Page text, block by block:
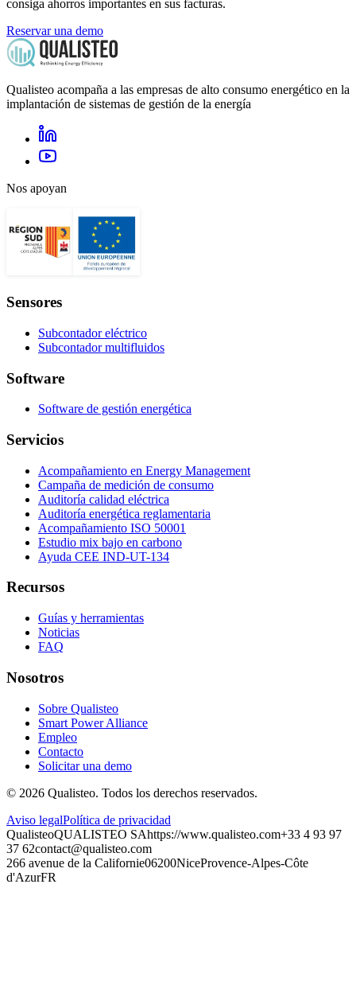
consiga ahorros importantes en sus facturas.
Reservar una demo
Qualisteo acompaña a las empresas de alto consumo energético en la
implantación de sistemas de gestión de la energía
Nos apoyan
Sensores
Subcontador eléctrico
Subcontador multifluidos
Software
Software de gestión energética
Servicios
Acompañamiento en Energy Management
Campaña de medición de consumo
Auditoría calidad eléctrica
Auditoría energética reglamentaria
Acompañamiento ISO 50001
Estudio mix bajo en carbono
Ayuda CEE IND-UT-134
Recursos
Guías y herramientas
Noticias
FAQ
Nosotros
Sobre Qualisteo
Smart Power Alliance
Empleo
Contacto
Solicitar una demo
© 2026 Qualisteo. Todos los derechos reservados.
Aviso legalPolítica de privacidad
QualisteoQUALISTEO SAhttps://www.qualisteo.com+33 4 93 97
37 62contact@qualisteo.com
266 avenue de la Californie06200NiceProvence-Alpes-Côte
d'AzurFR